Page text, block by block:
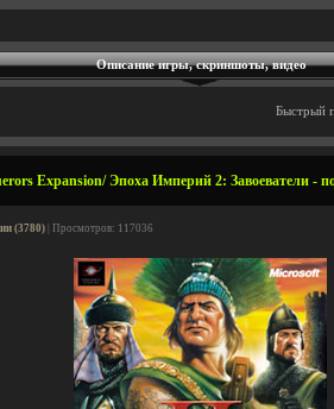
Описание игры, скриншоты, видео
Быстрый
Expansion/ Эпоха Империй 2: Завоеватели -
(3780) | Просмотров: 117036